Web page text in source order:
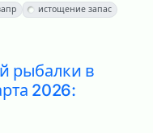
истощение запас
рыбалки в
2026: